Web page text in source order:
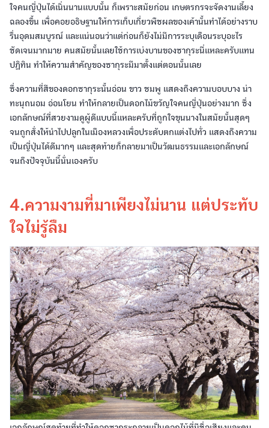
ใจคนญี่ปุ่นได้เนิ่นนานแบบนั้น ก็เพราะสมัยก่อน เกษตรกรจะจัดงานเลี้ยง
ฉลองขึ้น เพื่อคอยอธิษฐานให้การเก็บเกี่ยวพืชผลของเค้านั้นทำได้อย่างราบ
รื่นอุดมสมบูรณ์ และแน่นอนว่าแต่ก่อนก็ยังไม่มีการระบุเดือนระบุอะไร
ชัดเจนมากมาย คนสมัยนั้นเลยใช้การเบ่งบานของซากุระนี่แหละครับแทน
ปฏิทิน ทำให้ความสำคัญของซากุระมีมาตั้งแต่ตอนนั้นเลย
ซึ่งความที่สีของดอกซากุระนั้นอ่อน ขาว ชมพู แสดงถึงความบอบบาง น่า
ทะนุถนอม อ่อนโยน ทำให้กลายเป็นดอกไม้ขวัญใจคนญี่ปุ่นอย่างมาก ซึ่ง
เอกลักษณ์ที่สวยงามดูผู้ดีแบบนี้แหละครับที่ถูกใจขุนนางในสมัยนั้นสุดๆ
จนถูกสั่งให้นำไปปลูกในเมืองหลวงเพื่อประดับตกแต่งไปทั่ว แสดงถึงความ
เป็นญี่ปุ่นได้ดีมากๆ และสุดท้ายก็กลายมาเป็นวัฒนธรรมและเอกลักษณ์
จนถึงปัจจุบันนี้นั่นเองครับ
4.ความงามที่มาเพียงไม่นาน แต่ประทับ
ใจไม่รู้ลืม